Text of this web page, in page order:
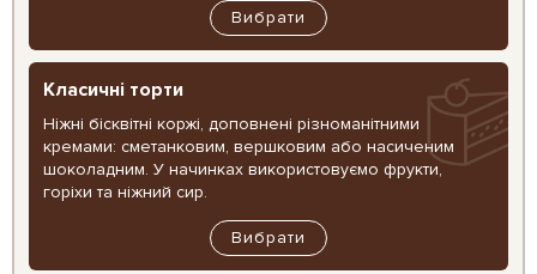
Вибрати
Класичні торти
Ніжні бісквітні коржі, доповнені різноманітними
кремами: сметанковим, вершковим або насиченим
шоколадним. У начинках використовуємо фрукти,
горіхи та ніжний сир.
Вибрати